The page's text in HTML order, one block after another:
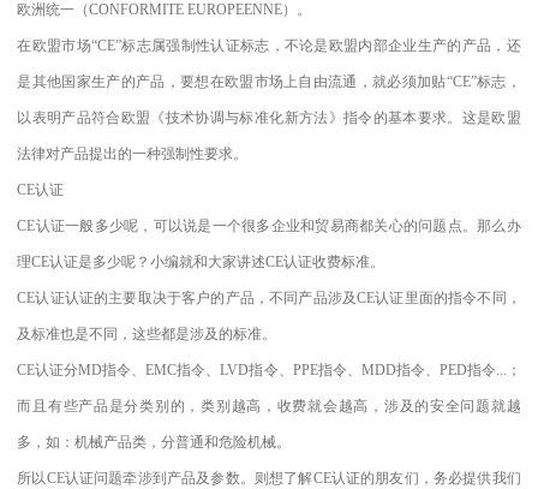
欧洲统一（CONFORMITE EUROPEENNE）。
在欧盟市场“CE”标志属强制性认证标志，不论是欧盟内部企业生产的产品，还
是其他国家生产的产品，要想在欧盟市场上自由流通，就必须加贴“CE”标志，
以表明产品符合欧盟《技术协调与标准化新方法》指令的基本要求。这是欧盟
法律对产品提出的一种强制性要求。
CE认证
CE认证一般多少呢，可以说是一个很多企业和贸易商都关心的问题点。那么办
理CE认证是多少呢？小编就和大家讲述CE认证收费标准。
CE认证认证的主要取决于客户的产品，不同产品涉及CE认证里面的指令不同，
及标准也是不同，这些都是涉及的标准。
CE认证分MD指令、EMC指令、LVD指令、PPE指令、MDD指令、PED指令...；
而且有些产品是分类别的，类别越高，收费就会越高，涉及的安全问题就越
多，如：机械产品类，分普通和危险机械。
所以CE认证问题牵涉到产品及参数。则想了解CE认证的朋友们，务必提供我们